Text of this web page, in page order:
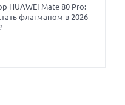
HUAWEI Mate 80 Pro:
флагманом в 2026